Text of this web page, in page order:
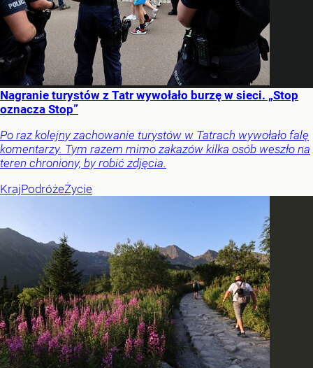
Nagranie turystów z Tatr wywołało burzę w sieci. „Stop
oznacza Stop”
Po raz kolejny zachowanie turystów w Tatrach wywołało falę
komentarzy. Tym razem mimo zakazów kilka osób weszło na
teren chroniony, by robić zdjęcia.
KrajPodróżeŻycie